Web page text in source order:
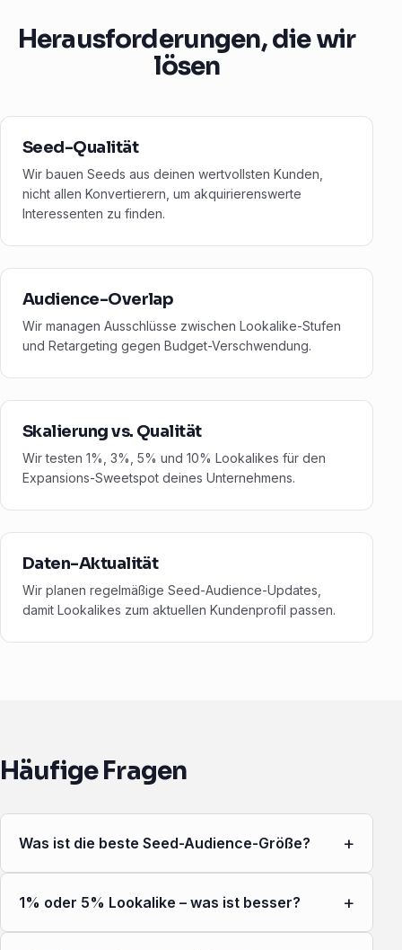
Herausforderungen, die wir
lösen
Seed-Qualität
Wir bauen Seeds aus deinen wertvollsten Kunden,
nicht allen Konvertierern, um akquirierenswerte
Interessenten zu finden.
Audience-Overlap
Wir managen Ausschlüsse zwischen Lookalike-Stufen
und Retargeting gegen Budget-Verschwendung.
Skalierung vs. Qualität
Wir testen 1%, 3%, 5% und 10% Lookalikes für den
Expansions-Sweetspot deines Unternehmens.
Daten-Aktualität
Wir planen regelmäßige Seed-Audience-Updates,
damit Lookalikes zum aktuellen Kundenprofil passen.
Häufige Fragen
Was ist die beste Seed-Audience-Größe? +
1% oder 5% Lookalike – was ist besser? +